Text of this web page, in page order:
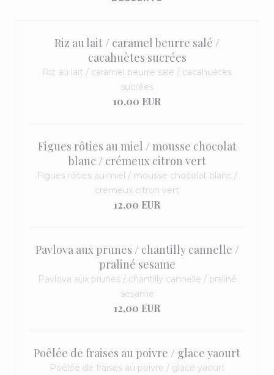
Riz au lait / caramel beurre salé /
cacahuètes sucrées
Riz au lait / caramel beurre salé / cacahuètes
sucrées
10,00 EUR
Figues rôties au miel / mousse chocolat
blanc / crémeux citron vert
Figues rôties au miel / mousse chocolat blanc /
crémeux citron vert
12,00 EUR
Pavlova aux prunes / chantilly cannelle /
praliné sesame
Pavlova aux prunes / chantilly cannelle / praliné
sesame
12,00 EUR
Poêlée de fraises au poivre / glace yaourt
Poêlée de fraises au poivre / glace yaourt